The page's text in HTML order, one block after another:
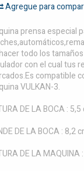
Agregue para
prensa especial
todo los
con el cual tus
compatible
VULKAN-3.
DE LA BOCA : 5,5
DE LA BOCA : 8,2
DE LA MAQUINA